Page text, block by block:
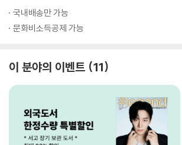
국내배송만 가능
문화비소득공제 가능
이 분야의 이벤트 11